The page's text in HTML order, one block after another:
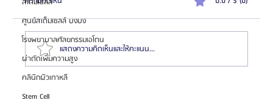
ศูนย์สเต็มเซลล์ บงบง
โรงพยาบาลศัลยกรรมเอโตน
ผ่าตัดเพิ่มความสูง
คลินิกผิวเกาหลี
Stem CellHemaPure โปรแกรมฟอกเลือดเกาหลี ฟื้นฟูเซลล์และ
แสดงความคิดเห็นและให้คะแนน...